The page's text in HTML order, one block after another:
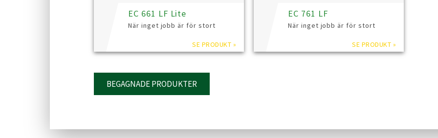
EC 661 LF Lite
När inget jobb är för stort
SE PRODUKT »
EC 761 LF
När inget jobb är för stort
SE PRODUKT »
BEGAGNADE PRODUKTER